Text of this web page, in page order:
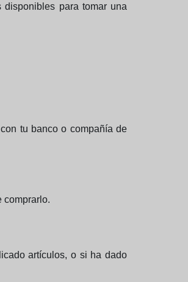
para tomar una
tu banco o compañía de
comprarlo.
artículos, o si ha dado